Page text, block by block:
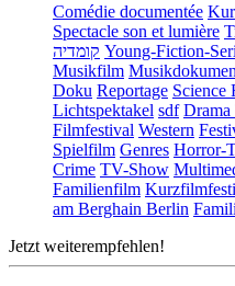
Comédie documentée
Spectacle son et lumière
קומדיה Young-Fiction-
Musikfilm
Doku Reportage Science
Lichtspektakel sdf
Filmfestival Western
Spielfilm Genres Horror-
Crime TV-Show
Familienfilm
am Berghain Berlin
Jetzt weiterempfehlen!